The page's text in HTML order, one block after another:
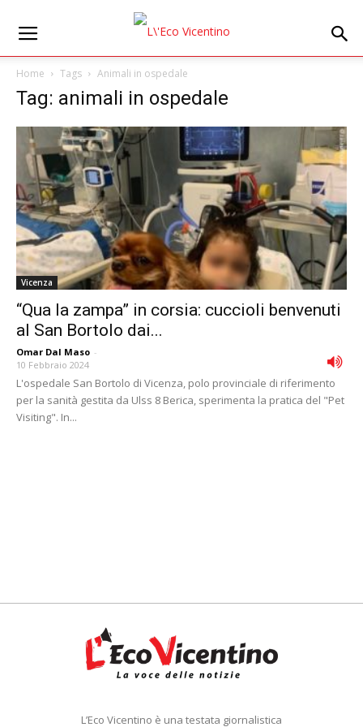
Home Tags Animali in ospedale
Tag: animali in ospedale
Vicenza
“Qua la zampa” in corsia: cuccioli benvenuti
al San Bortolo dai...
Omar Dal Maso -
10 Febbraio 2024
L'ospedale San Bortolo di Vicenza, polo provinciale di riferimento
per la sanità gestita da Ulss 8 Berica, sperimenta la pratica del "Pet
Visiting". In...
L’Eco Vicentino è una testata giornalistica